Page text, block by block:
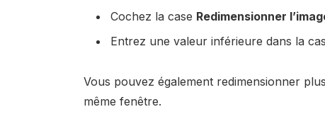
Cochez la case Redimensionner
Entrez une valeur inférieure dans la
Vous pouvez également redimensionner
même fenêtre.